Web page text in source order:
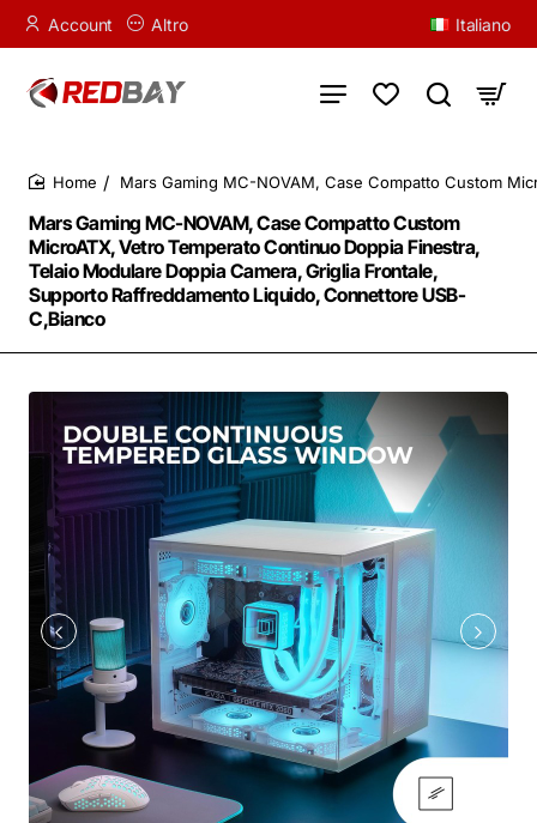
Account Altro Italiano
Mars Gaming MC-NOVAM, Case Compatto Custom
MicroATX, Vetro Temperato Continuo Doppia Finestra,
Telaio Modulare Doppia Camera, Griglia Frontale,
Supporto Raffreddamento Liquido, Connettore USB-
C,Bianco
Mars Gaming MC-NOVAM, Case Compatto Custom